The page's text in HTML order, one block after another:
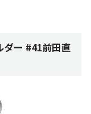
ダー #41前田直